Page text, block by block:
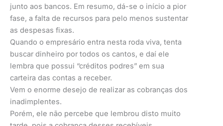
junto aos bancos. Em resumo, dá-se o início a pior
fase, a falta de recursos para pelo menos sustentar
as despesas fixas.
Quando o empresário entra nesta roda viva, tenta
buscar dinheiro por todos os cantos, e daí ele
lembra que possui “créditos podres” em sua
carteira das contas a receber.
Vem o enorme desejo de realizar as cobranças dos
inadimplentes.
Porém, ele não percebe que lembrou disto muito